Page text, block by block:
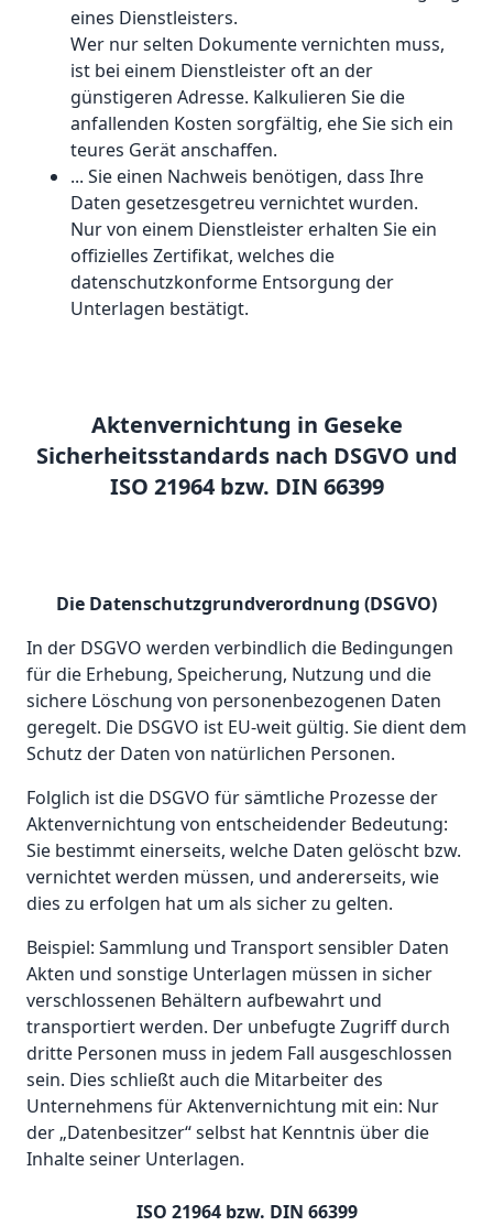
eines Dienstleisters.
Wer nur selten Dokumente vernichten muss,
ist bei einem Dienstleister oft an der
günstigeren Adresse. Kalkulieren Sie die
anfallenden Kosten sorgfältig, ehe Sie sich ein
teures Gerät anschaffen.
... Sie einen Nachweis benötigen, dass Ihre
Daten gesetzesgetreu vernichtet wurden.
Nur von einem Dienstleister erhalten Sie ein
offizielles Zertifikat, welches die
datenschutzkonforme Entsorgung der
Unterlagen bestätigt.
Aktenvernichtung in Geseke
Sicherheitsstandards nach DSGVO und
ISO 21964 bzw. DIN 66399
Die Datenschutzgrundverordnung (DSGVO)
In der DSGVO werden verbindlich die Bedingungen
für die Erhebung, Speicherung, Nutzung und die
sichere Löschung von personenbezogenen Daten
geregelt. Die DSGVO ist EU-weit gültig. Sie dient dem
Schutz der Daten von natürlichen Personen.
Folglich ist die DSGVO für sämtliche Prozesse der
Aktenvernichtung von entscheidender Bedeutung:
Sie bestimmt einerseits, welche Daten gelöscht bzw.
vernichtet werden müssen, und andererseits, wie
dies zu erfolgen hat um als sicher zu gelten.
Beispiel: Sammlung und Transport sensibler Daten
Akten und sonstige Unterlagen müssen in sicher
verschlossenen Behältern aufbewahrt und
transportiert werden. Der unbefugte Zugriff durch
dritte Personen muss in jedem Fall ausgeschlossen
sein. Dies schließt auch die Mitarbeiter des
Unternehmens für Aktenvernichtung mit ein: Nur
der „Datenbesitzer“ selbst hat Kenntnis über die
Inhalte seiner Unterlagen.
ISO 21964 bzw. DIN 66399